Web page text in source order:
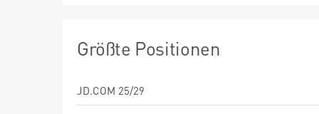
Größte Positionen
JD.COM 25/29